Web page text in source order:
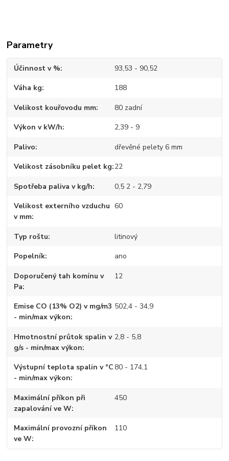
Parametry
Účinnost v % 93,53 - 90,52
Váha kg 188
Velikost kouřovodu mm 80 zadní
Výkon v kW/h 2,39 - 9
Palivo dřevěné pelety 6 mm
Velikost zásobníku pelet kg 22
Spotřeba paliva v kg/h 0,5 2 - 2,79
Velikost externího vzduchu
v mm
60
Typ roštu litinový
Popelník ano
Doporučený tah komínu v
Pa
12
Emise CO (13% O2) v mg/m3
- min/max výkon
502,4 - 34,9
Hmotnostní průtok spalin v
g/s - min/max výkon
2,8 - 5,8
Výstupní teplota spalin v °C
- min/max výkon
80 - 174,1
Maximální příkon při
zapalování ve W
450
Maximální provozní příkon
ve W
110